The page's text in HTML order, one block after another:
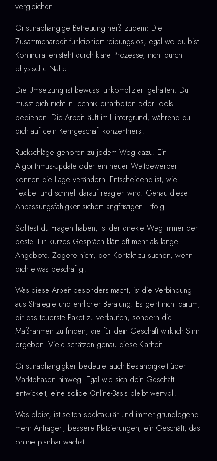
vergleichen.
Ortsunabhängige Betreuung heißt zudem: Die
Zusammenarbeit funktioniert reibungslos, egal wo du bist.
Kontinuität entsteht durch klare Prozesse, nicht durch
physische Nähe.
Die Umsetzung ist bewusst unkompliziert gehalten. Du
musst dich nicht in Technik einarbeiten oder Tools
bedienen. Die Arbeit läuft im Hintergrund, während du
dich auf dein Kerngeschäft konzentrierst.
Rückschläge gehören zu jedem Weg dazu. Ein
Algorithmus-Update oder ein neuer Wettbewerber
können die Lage verändern. Entscheidend ist, wie
flexibel und schnell darauf reagiert wird. Genau diese
Anpassungsfähigkeit sichert langfristigen Erfolg.
Solltest du Fragen haben, ist der direkte Weg immer der
beste. Ein kurzes Gespräch klärt oft mehr als lange
Angebote. Zögere nicht, den Kontakt zu suchen, wenn
dich etwas beschäftigt.
Was diese Arbeit besonders macht, ist die Verbindung
aus Strategie und ehrlicher Beratung. Es geht nicht darum,
dir das teuerste Paket zu verkaufen, sondern die
Maßnahmen zu finden, die für dein Geschäft wirklich Sinn
ergeben. Viele schätzen genau diese Klarheit.
Ortsunabhängigkeit bedeutet auch Beständigkeit über
Marktphasen hinweg. Egal wie sich dein Geschäft
entwickelt, eine solide Online-Basis bleibt wertvoll.
Was bleibt, ist selten spektakulär und immer grundlegend:
mehr Anfragen, bessere Platzierungen, ein Geschäft, das
online planbar wächst.